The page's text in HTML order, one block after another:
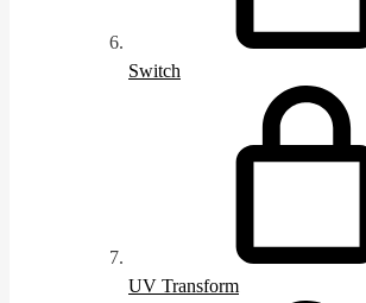
Switch
UV Transform